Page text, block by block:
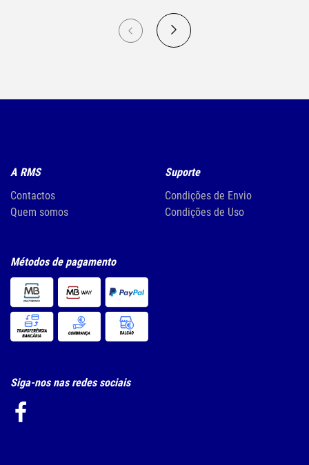
A RMS
Contactos
Quem somos
Suporte
Condições de Envio
Condições de Uso
Métodos de pagamento
Siga-nos nas redes sociais